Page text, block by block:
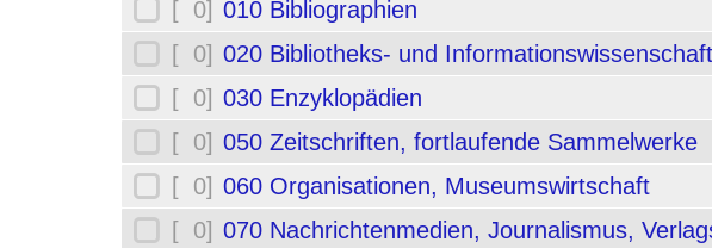
[ 0] 010 Bibliographien
[ 0] 020 Bibliotheks- und Informationswissenschaft
[ 0] 030 Enzyklopädien
[ 0] 050 Zeitschriften, fortlaufende Sammelwerke
[ 0] 060 Organisationen, Museumswirtschaft
[ 0] 070 Nachrichtenmedien, Journalismus,